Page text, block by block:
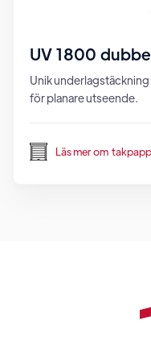
UV 1800
Unik
för planare utseende.
Läs mer om takpapp